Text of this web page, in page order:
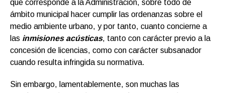
que corresponde a la Administración, sobre todo de
ámbito municipal hacer cumplir las ordenanzas sobre el
medio ambiente urbano, y por tanto, cuanto concierne a
las inmisiones acústicas, tanto con carácter previo a la
concesión de licencias, como con carácter subsanador
cuando resulta infringida su normativa.
Sin embargo, lamentablemente, son muchas las